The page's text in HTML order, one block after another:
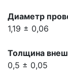
Диаметр
1,19 ± 0,06
Толщина
0,5 ± 0,05